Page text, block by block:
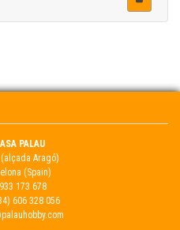
PALAU
Aragó)
(Spain)
173 678
606 328 056